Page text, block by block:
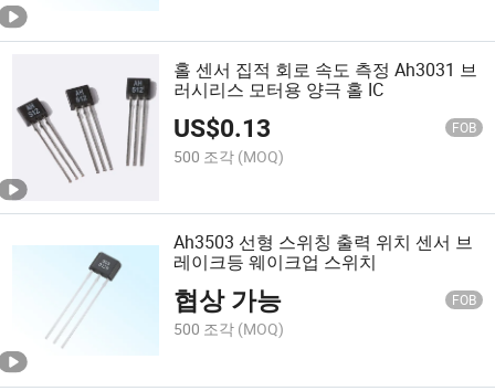
홀 센서 집적 회로 속도 측정 Ah3031 브
러시리스 모터용 양극 홀 IC
US$0.13 FOB
500 조각 (MOQ)
Ah3503 선형 스위칭 출력 위치 센서 브
레이크등 웨이크업 스위치
협상 가능 FOB
500 조각 (MOQ)